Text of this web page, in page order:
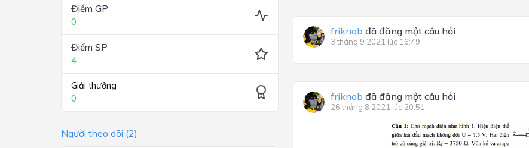
Điểm GP
0
Điểm SP
4
Giải thưởng
0
Người theo dõi (2)
friknob đã đăng một câu hỏi
3 tháng 9 2021 lúc 16:49
friknob đã đăng một câu hỏi
26 tháng 8 2021 lúc 20:51